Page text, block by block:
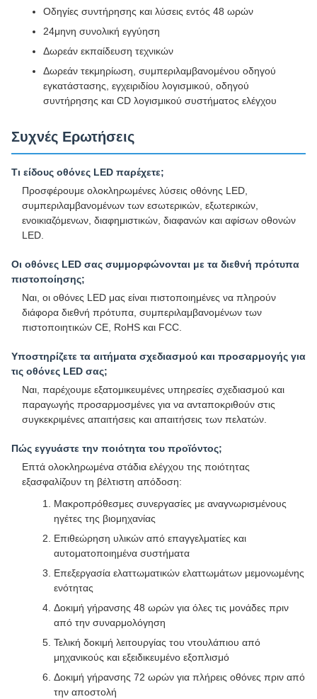
Οδηγίες συντήρησης και λύσεις εντός 48 ωρών
24μηνη συνολική εγγύηση
Δωρεάν εκπαίδευση τεχνικών
Δωρεάν τεκμηρίωση, συμπεριλαμβανομένου οδηγού
εγκατάστασης, εγχειριδίου λογισμικού, οδηγού
συντήρησης και CD λογισμικού συστήματος ελέγχου
Συχνές Ερωτήσεις
Τι είδους οθόνες LED παρέχετε;
Προσφέρουμε ολοκληρωμένες λύσεις οθόνης LED,
συμπεριλαμβανομένων των εσωτερικών, εξωτερικών,
ενοικιαζόμενων, διαφημιστικών, διαφανών και αφίσων οθονών
LED.
Οι οθόνες LED σας συμμορφώνονται με τα διεθνή πρότυπα
πιστοποίησης;
Ναι, οι οθόνες LED μας είναι πιστοποιημένες να πληρούν
διάφορα διεθνή πρότυπα, συμπεριλαμβανομένων των
πιστοποιητικών CE, RoHS και FCC.
Υποστηρίζετε τα αιτήματα σχεδιασμού και προσαρμογής για
τις οθόνες LED σας;
Ναι, παρέχουμε εξατομικευμένες υπηρεσίες σχεδιασμού και
παραγωγής προσαρμοσμένες για να ανταποκριθούν στις
συγκεκριμένες απαιτήσεις και απαιτήσεις των πελατών.
Πώς εγγυάστε την ποιότητα του προϊόντος;
Επτά ολοκληρωμένα στάδια ελέγχου της ποιότητας
εξασφαλίζουν τη βέλτιστη απόδοση:
Μακροπρόθεσμες συνεργασίες με αναγνωρισμένους
ηγέτες της βιομηχανίας
Επιθεώρηση υλικών από επαγγελματίες και
αυτοματοποιημένα συστήματα
Επεξεργασία ελαττωματικών ελαττωμάτων μεμονωμένης
ενότητας
Δοκιμή γήρανσης 48 ωρών για όλες τις μονάδες πριν
από την συναρμολόγηση
Τελική δοκιμή λειτουργίας του ντουλάπιου από
μηχανικούς και εξειδικευμένο εξοπλισμό
Δοκιμή γήρανσης 72 ωρών για πλήρεις οθόνες πριν από
την αποστολή